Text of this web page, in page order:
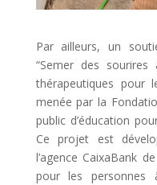
Par ailleurs, un
“Semer des
thérapeutiques pour
menée par la
public d’éducation
Ce projet est
l’agence CaixaBank
pour les personnes